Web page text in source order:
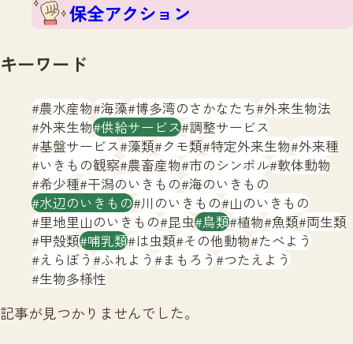
文字サイズ 小 中 大
マッチングTOP
掲載申し込みフォーム
生物多様性ふくおかウェブセンターとは
サイトマップ
保全アクション
キーワード
農水産物 海藻 博多湾のさかなたち 外来生物法
外来生物 供給サービス 調整サービス
基盤サービス 藻類 クモ類 特定外来生物 外来種
いきもの観察 農畜産物 市のシンボル 軟体動物
希少種 干潟のいきもの 海のいきもの
水辺のいきもの 川のいきもの 山のいきもの
里地里山のいきもの 昆虫 鳥類 植物 魚類 両生類
甲殻類 哺乳類 は虫類 その他動物 たべよう
えらぼう ふれよう まもろう つたえよう
生物多様性
記事が見つかりませんでした。